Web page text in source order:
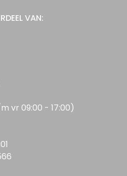
VAN:
vr 09:00 - 17:00)